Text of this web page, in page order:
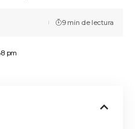
pm
9 min de lectura